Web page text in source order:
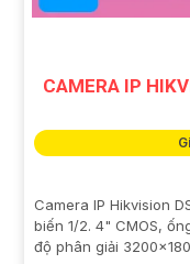
CAMERA IP
Camera IP Hikvision
biến 1/2. 4" CMOS,
độ phân giải